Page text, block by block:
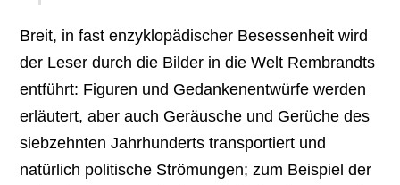
Breit, in fast enzyklopädischer Besessenheit wird
der Leser durch die Bilder in die Welt Rembrandts
entführt: Figuren und Gedankenentwürfe werden
erläutert, aber auch Geräusche und Gerüche des
siebzehnten Jahrhunderts transportiert und
natürlich politische Strömungen; zum Beispiel der